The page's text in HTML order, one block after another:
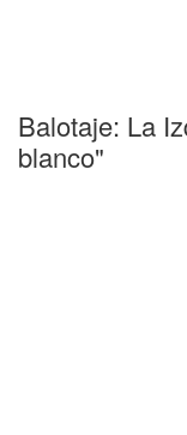
Balotaje: La
blanco"